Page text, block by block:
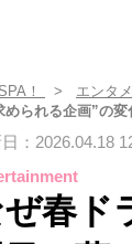
！ エンタメ
められる企画”の変
：2026.04.18
春ド